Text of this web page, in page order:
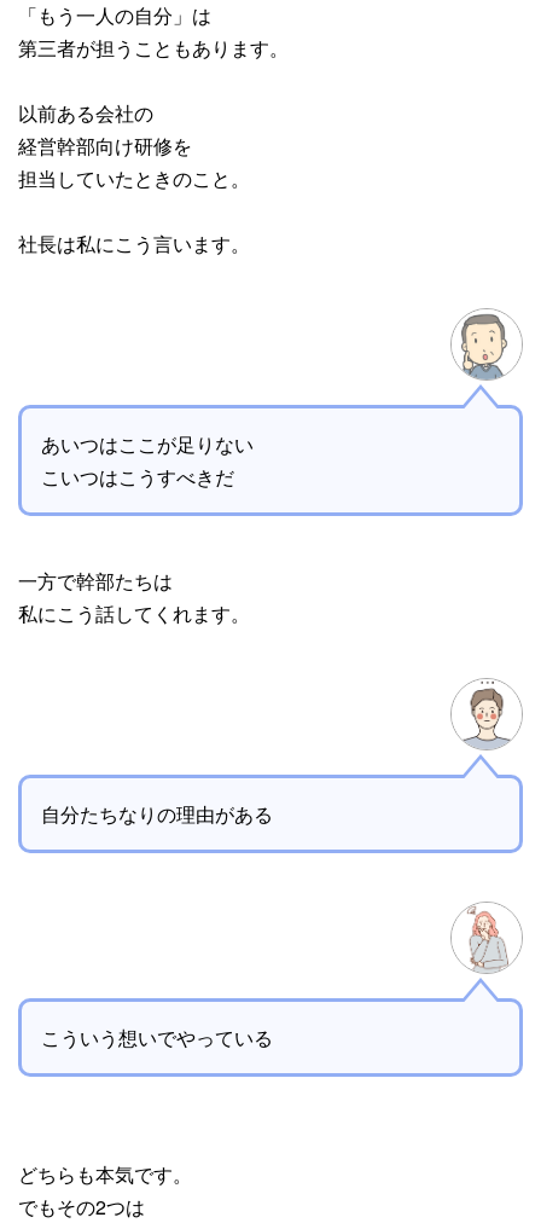
「もう一人の自分」は
第三者が担うこともあります。
以前ある会社の
経営幹部向け研修を
担当していたときのこと。
社長は私にこう言います。
あいつはここが足りない
こいつはこうすべきだ
一方で幹部たちは
私にこう話してくれます。
自分たちなりの理由がある
こういう想いでやっている
どちらも本気です。
でもその2つは